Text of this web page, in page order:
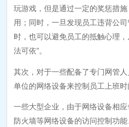
玩游戏，但是通过一定的奖惩措
用；同时，一旦发现员工违背公
时，也可以避免员工的抵触心理
法可依”。
其次，对于一些配备了专门网管
单位的网络设备来控制员工上班时
一些大型企业，由于网络设备相应
防火墙等网络设备的访问控制功